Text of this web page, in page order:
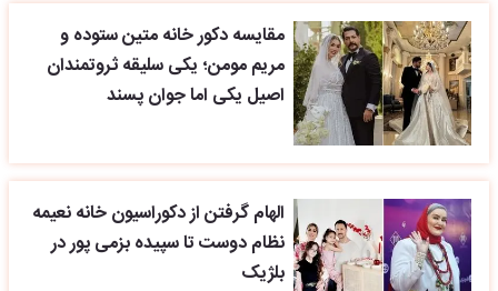
مقایسه دکور خانه متین ستوده و
مریم مومن؛ یکی سلیقه ثروتمندان
اصیل یکی اما جوان پسند
الهام گرفتن از دکوراسیون خانه نعیمه
نظام دوست تا سپیده بزمی پور در
بلژیک